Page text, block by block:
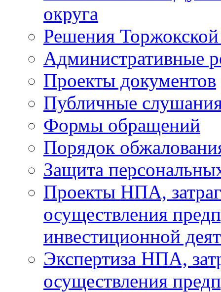
округа
Решения
Административные
Проекты документов
Публичные
Формы обращений
Порядок
Защита
Проекты НПА,
осуществления
инвестиционной
Экспертиза НПА,
осуществления